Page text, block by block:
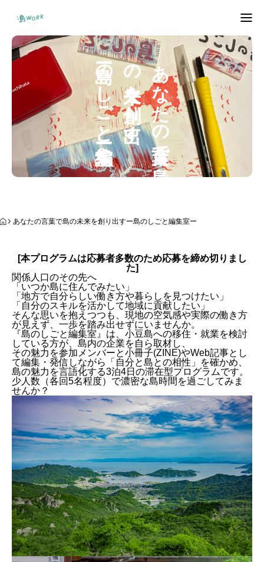
トップページ
しまぐらしマップ
島ワークプロジェクトって？
島人インタビュー
企業を知る。
移住検討者向けイベント
島内向けイベント
仕事をみる お問合わせ
あ
な
た
の
言葉で
島
の
未来を
創り
出す
ー島のしごと編集室ー
あなたの言葉で島の未来を創り出すー島のしごと編集室ー
[本プログラムは応募者多数のため応募を締め切りまし
た]
関係人口のその先へ
「いつか島に住んでみたい」
「地方で自分らしい働き方や暮らしを見つけたい」
「自分のスキルを活かして地域に貢献したい」
そんな思いを抱えつつも、現地の空気感や実際の働き方
が見えず、一歩を踏み出せずにいませんか。
『島のしごと編集室』は、小豆島への移住・就業を検討
している方が、島内の企業を自ら取材し、
その魅力を参加メンバーと小冊子(ZINE)やWeb記事とし
て編集・発信しながら「自分と島との相性」を確かめ、
島の魅力を言語化する3泊4日の滞在型プログラムです。
少人数（各回5名程度）で濃密な島時間を過ごしてみま
せんか？